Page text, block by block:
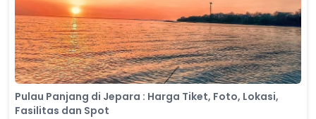
Pulau Panjang di Jepara : Harga Tiket, Foto, Lokasi,
Fasilitas dan Spot